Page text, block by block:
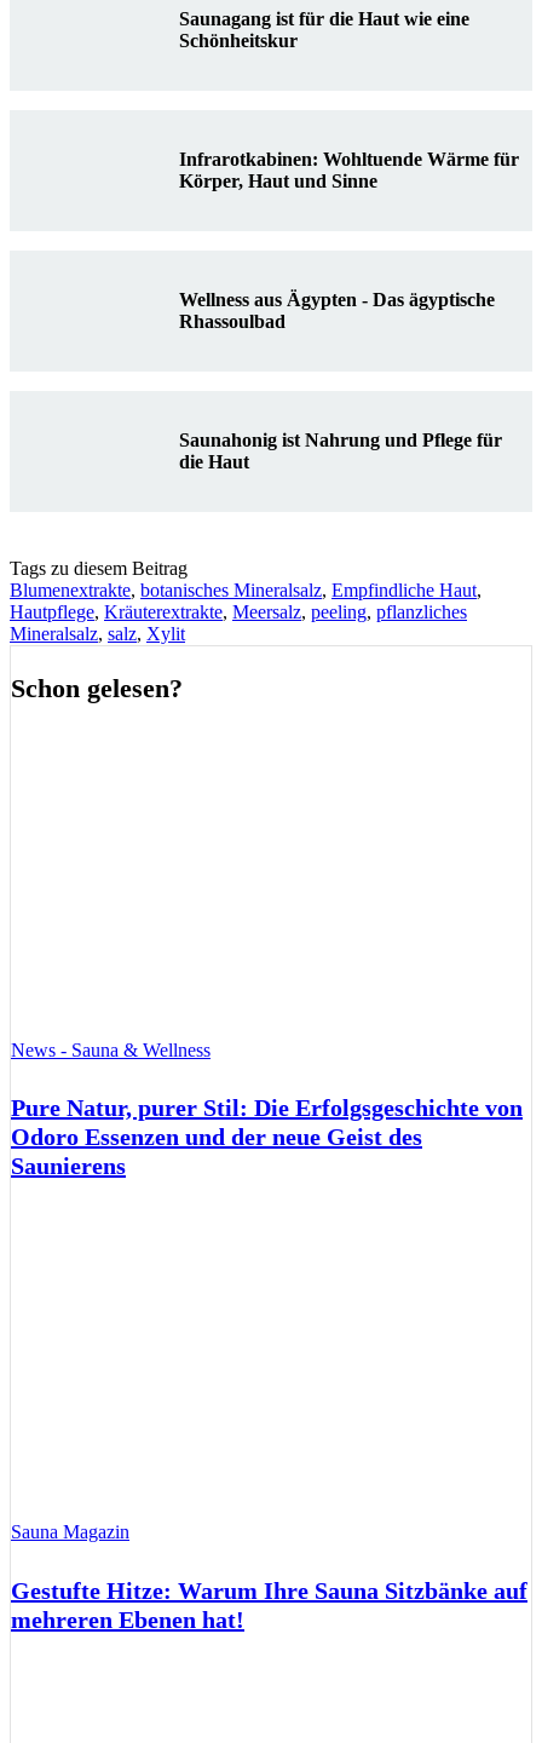
Saunagang ist für die Haut wie eine
Schönheitskur
Infrarotkabinen: Wohltuende Wärme für
Körper, Haut und Sinne
Wellness aus Ägypten - Das ägyptische
Rhassoulbad
Saunahonig ist Nahrung und Pflege für
die Haut
Tags zu diesem Beitrag
Blumenextrakte, botanisches Mineralsalz, Empfindliche Haut,
Hautpflege, Kräuterextrakte, Meersalz, peeling, pflanzliches
Mineralsalz, salz, Xylit
Schon gelesen?
News - Sauna & Wellness
Pure Natur, purer Stil: Die Erfolgsgeschichte von
Odoro Essenzen und der neue Geist des
Saunierens
Sauna Magazin
Gestufte Hitze: Warum Ihre Sauna Sitzbänke auf
mehreren Ebenen hat!